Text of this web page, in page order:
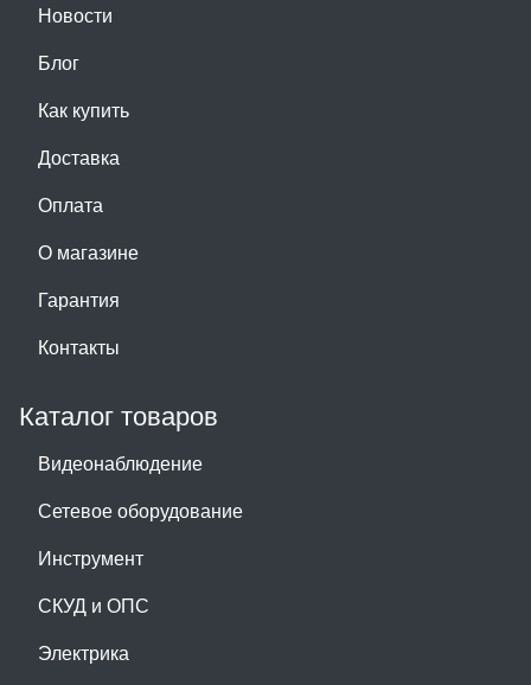
Новости
Блог
Как купить
Доставка
Оплата
О магазине
Гарантия
Контакты
Каталог товаров
Видеонаблюдение
Сетевое оборудование
Инструмент
СКУД и ОПС
Электрика